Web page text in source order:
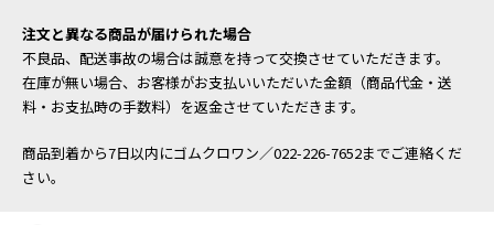
注文と異なる商品が届けられた場合
不良品、配送事故の場合は誠意を持って交換させていただきます。
在庫が無い場合、お客様がお支払いいただいた金額（商品代金・送
料・お支払時の手数料）を返金させていただきます。
商品到着から7日以内にゴムクロワン／022-226-7652までご連絡くだ
さい。